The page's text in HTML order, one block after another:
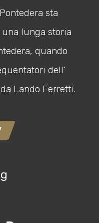
sta
lunga storia
quando
dell’
Lando Ferretti.